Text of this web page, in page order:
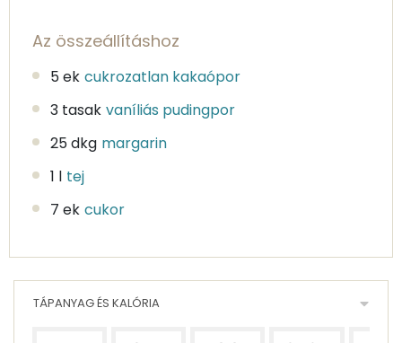
Az összeállításhoz
5 ek cukrozatlan kakaópor
3 tasak vaníliás pudingpor
25 dkg margarin
1 l tej
7 ek cukor
TÁPANYAG ÉS KALÓRIA